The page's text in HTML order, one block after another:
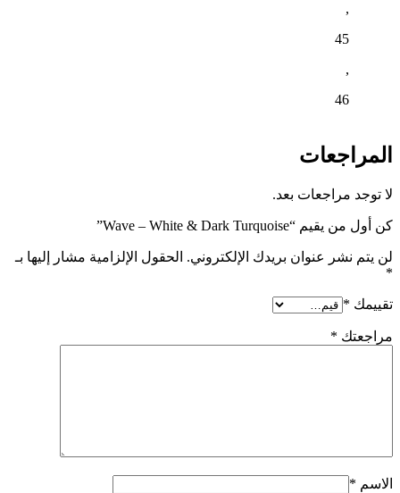
,
45
,
46
المراجعات
لا توجد مراجعات بعد.
كن أول من يقيم “Wave – White & Dark Turquoise”
لن يتم نشر عنوان بريدك الإلكتروني. الحقول الإلزامية مشار إليها بـ
*
تقييمك *
مراجعتك *
الاسم *